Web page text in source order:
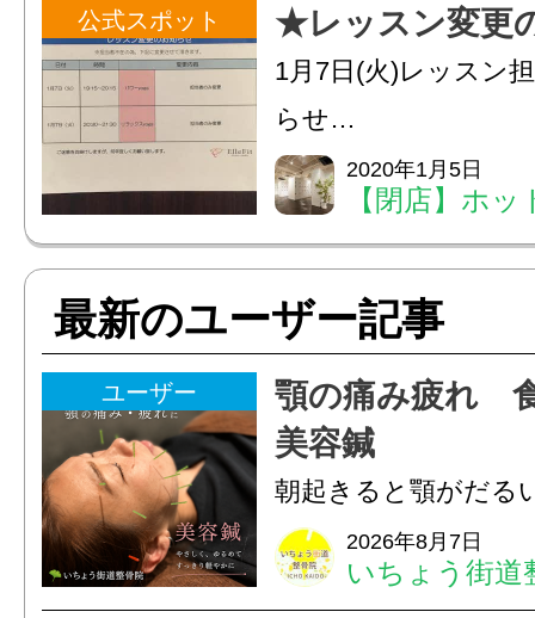
まで（最終日16時ま
つイメージが膨らん
公式スポット ★レッスン変更
1月7日(火)レッスン
らせ
2020年1月5日
【閉店】ホ
最新のユーザー記事
ユーザー
顎の痛み疲れ
美容鍼
朝起きると顎がだる
ありませんか？無意
は、顎の痛みや疲れ
2026年8月7日
いちょう街道